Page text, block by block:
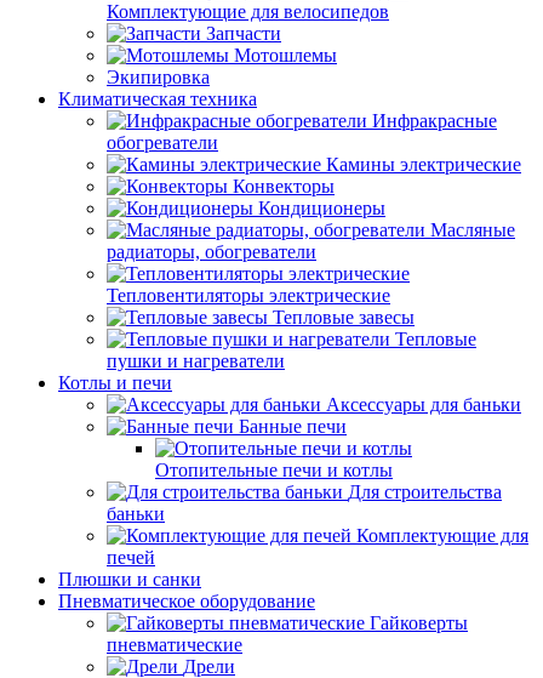
Комплектующие для велосипедов
Запчасти
Мотошлемы
Экипировка
Климатическая техника
Инфракрасные
обогреватели
Камины электрические
Конвекторы
Кондиционеры
Масляные
радиаторы, обогреватели
Тепловентиляторы электрические
Тепловые завесы
Тепловые
пушки и нагреватели
Котлы и печи
Аксессуары для баньки
Банные печи
Отопительные печи и котлы
Для строительства
баньки
Комплектующие для
печей
Плюшки и санки
Пневматическое оборудование
Гайковерты
пневматические
Дрели